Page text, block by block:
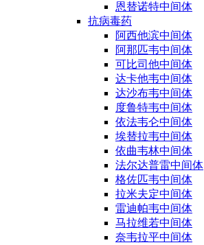
恩替诺特中间体
抗病毒药
阿西他滨中间体
阿那匹韦中间体
可比司他中间体
达卡他韦中间体
达沙布韦中间体
度鲁特韦中间体
依法韦仑中间体
埃替拉韦中间体
依曲韦林中间体
法尔达普雷中间体
格佐匹韦中间体
拉米夫定中间体
雷迪帕韦中间体
马拉维若中间体
奈韦拉平中间体